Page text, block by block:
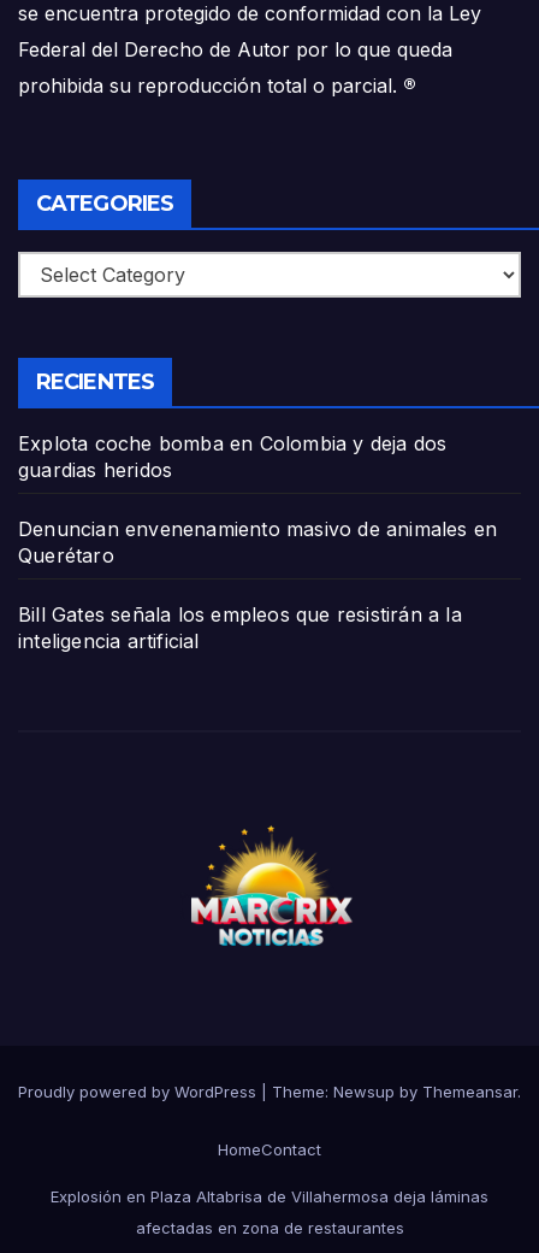
se encuentra protegido de conformidad con la Ley
Federal del Derecho de Autor por lo que queda
prohibida su reproducción total o parcial. ®
CATEGORIES
Categories
RECIENTES
Explota coche bomba en Colombia y deja dos
guardias heridos
Denuncian envenenamiento masivo de animales en
Querétaro
Bill Gates señala los empleos que resistirán a la
inteligencia artificial
Proudly powered by WordPress Theme: Newsup by Themeansar.
HomeContact
Explosión en Plaza Altabrisa de Villahermosa deja láminas
afectadas en zona de restaurantes